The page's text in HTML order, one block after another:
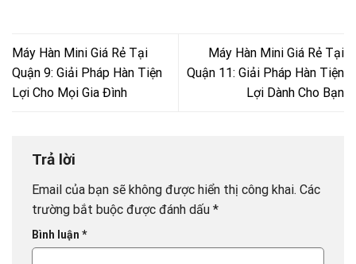
Máy Hàn Mini Giá Rẻ Tại
Quận 9: Giải Pháp Hàn Tiện
Lợi Cho Mọi Gia Đình
Máy Hàn Mini Giá Rẻ Tại
Quận 11: Giải Pháp Hàn Tiện
Lợi Dành Cho Bạn
Trả lời
Email của bạn sẽ không được hiển thị công khai. Các
trường bắt buộc được đánh dấu *
Bình luận *